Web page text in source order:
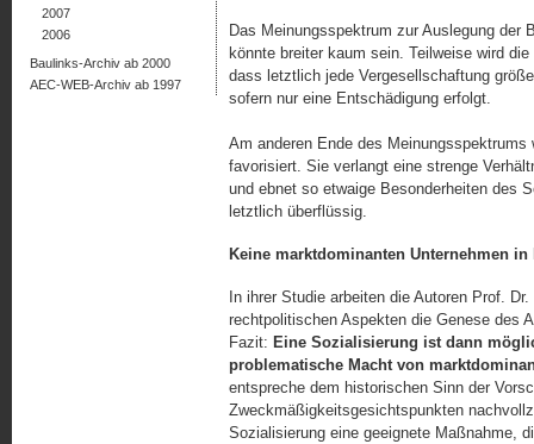
Das Meinungsspektrum zur Auslegung der
könnte breiter kaum sein. Teilweise wird
dass letztlich jede Vergesellschaftung
sofern nur eine Entschädigung erfolgt.
Am anderen Ende des
favorisiert. Sie verlangt eine strenge
und ebnet so etwaige Besonderheiten des
letztlich überflüssig.
Keine marktdominanten Unternehmen in
In ihrer Studie arbeiten die Autoren Prof.
rechtpolitischen Aspekten die Genese des
Fazit: Eine Sozialisierung ist dann
problematische Macht von
entspreche dem historischen Sinn der
Zweckmäßigkeitsgesichtspunkten
Sozialisierung eine geeignete Maßnahme,
2007
2006
Baulinks-Archiv ab 2000
AEC-WEB-Archiv ab 1997